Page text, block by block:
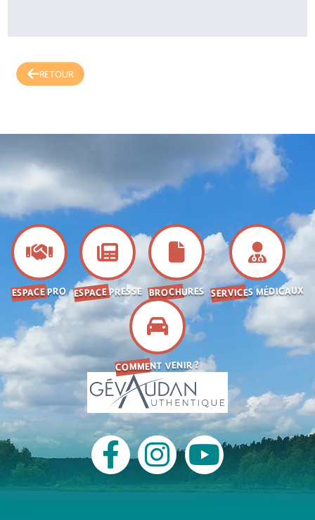
RETOUR
ESPACE PRO ESPACE PRESSE BROCHURES SERVICES MÉDICAUX
COMMENT VENIR ?